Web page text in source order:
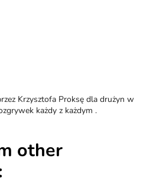
Krzysztofa Proksę dla drużyn w
każdy z każdym .
other